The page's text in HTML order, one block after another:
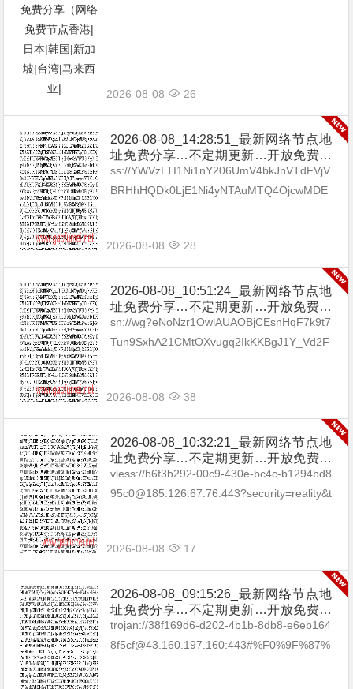
2026-08-08 26
2026-08-08_14:28:51_最新网络节点地
址免费分享…不定期更新…开放免费分
享（网络免费节点香港|日本|韩国|新加
坡|台湾|马来西亚|…
ss://YWVzLTI1Ni1nY206UmV4bkJnVTdFVjV
BRHhHQDk0LjE1Ni4yNTAuMTQ4OjcwMDE
2026-08-08 28
2026-08-08_10:51:24_最新网络节点地
址免费分享…不定期更新…开放免费分
享（网络免费节点香港|日本|韩国|新加
坡|台湾|马来西亚|…
sn://wg?eNoNzr1OwlAUAOBjCEsnHqF7k9t7
Tun9SxhA21CMtOXvugq2IkKKBgJ1Y_Vd2F
2026-08-08 38
2026-08-08_10:32:21_最新网络节点地
址免费分享…不定期更新…开放免费分
享（网络免费节点香港|日本|韩国|新加
坡|台湾|马来西亚|…
vless://b6f3b292-00c9-430e-bc4c-b1294bd8
95c0@185.126.67.76:443?security=reality&t
2026-08-08 17
2026-08-08_09:15:26_最新网络节点地
址免费分享…不定期更新…开放免费分
享（网络免费节点香港|日本|韩国|新加
坡|台湾|马来西亚|…
trojan://38f169d6-d202-4b1b-8db8-e6eb164
8f5cf@43.160.197.160:443#%F0%9F%87%